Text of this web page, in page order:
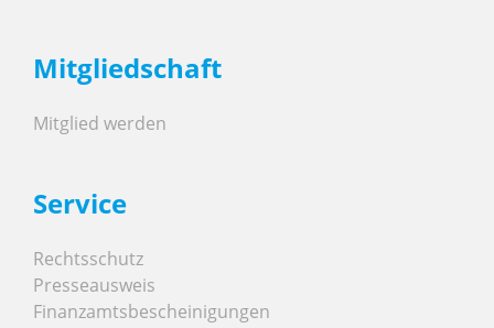
Mitgliedschaft
Mitglied werden
Service
Rechtsschutz
Presseausweis
Finanzamtsbescheinigungen